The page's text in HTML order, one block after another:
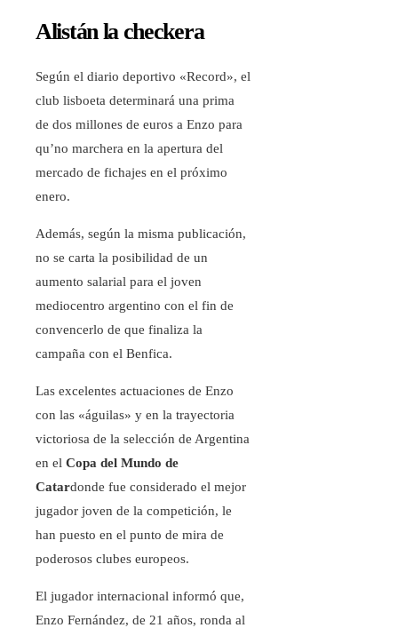
Alistán la checkera
Según el diario deportivo «Record», el
club lisboeta determinará una prima
de dos millones de euros a Enzo para
qu’no marchera en la apertura del
mercado de fichajes en el próximo
enero.
Además, según la misma publicación,
no se carta la posibilidad de un
aumento salarial para el joven
mediocentro argentino con el fin de
convencerlo de que finaliza la
campaña con el Benfica.
Las excelentes actuaciones de Enzo
con las «águilas» y en la trayectoria
victoriosa de la selección de Argentina
en el Copa del Mundo de
Catardonde fue considerado el mejor
jugador joven de la competición, le
han puesto en el punto de mira de
poderosos clubes europeos.
El jugador internacional informó que,
Enzo Fernández, de 21 años, ronda al